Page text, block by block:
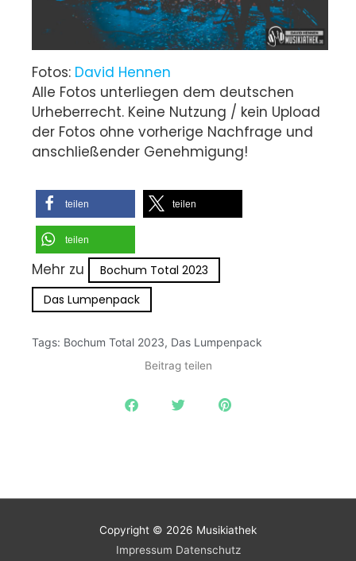
Fotos: David Hennen
Alle Fotos unterliegen dem deutschen
Urheberrecht. Keine Nutzung / kein Upload
der Fotos ohne vorherige Nachfrage und
anschließender Genehmigung!
teilen teilen
teilen
Mehr zu
Bochum Total 2023
Das Lumpenpack
Tags: Bochum Total 2023, Das Lumpenpack
Beitrag teilen
Copyright © 2026 Musikiathek
Impressum Datenschutz